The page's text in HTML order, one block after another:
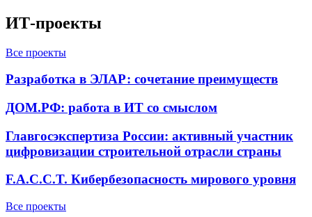
ИТ-проекты
Все проекты
Разработка в ЭЛАР: сочетание преимуществ
ДОМ.РФ: работа в ИТ со смыслом
Главгосэкспертиза России: активный участник
цифровизации строительной отрасли страны
F.A.C.C.T. Кибербезопасность мирового уровня
Все проекты